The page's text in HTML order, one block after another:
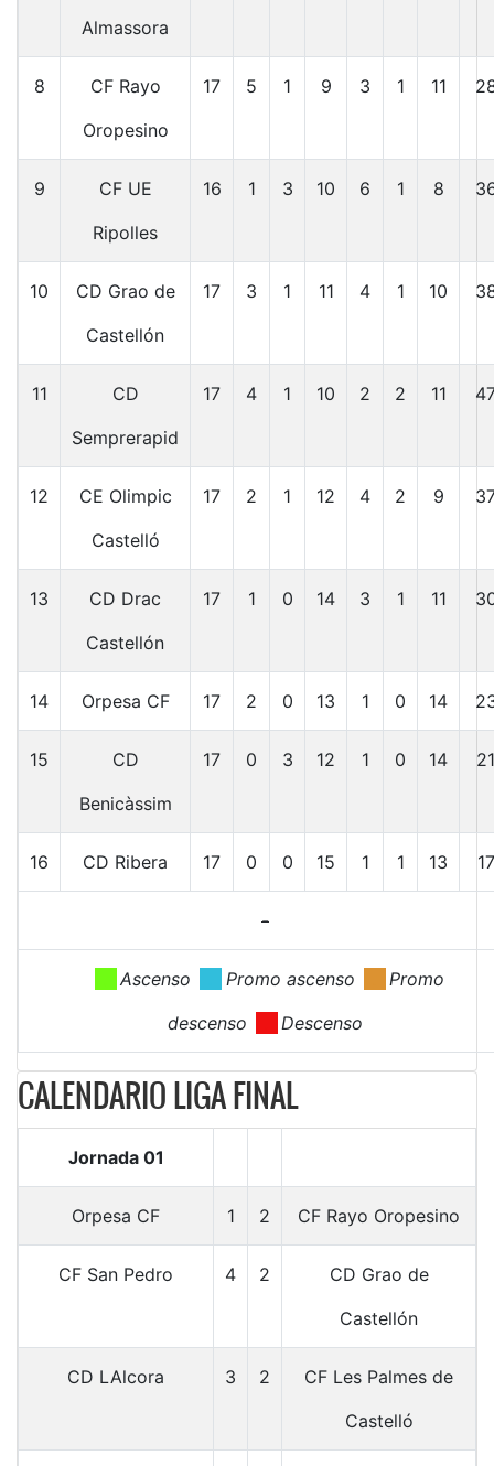
-
Ascenso Promo ascenso
Promo
descenso
Descenso
Almassora
8
CF Rayo
Oropesino
17 5 1 9 3 1 11
9
CF UE
Ripolles
16 1 3 10 6 1 8
10
CD Grao de
Castellón
17 3 1 11 4 1 10
11
CD
Semprerapid
17 4 1 10 2 2 11
12
CE Olimpic
Castelló
17 2 1 12 4 2 9
13
CD Drac
Castellón
17 1 0 14 3 1 11
14 Orpesa CF 17 2 0 13 1 0 14
15
CD
Benicàssim
17 0 3 12 1 0 14 21
16 CD Ribera 17 0 0 15 1 1 13 17
CALENDARIO LIGA FINAL
Jornada 01
Orpesa CF 1 2 CF Rayo Oropesino
CF San Pedro 4 2
CD Grao de
Castellón
CD LAlcora 3 2
CF Les Palmes de
Castelló